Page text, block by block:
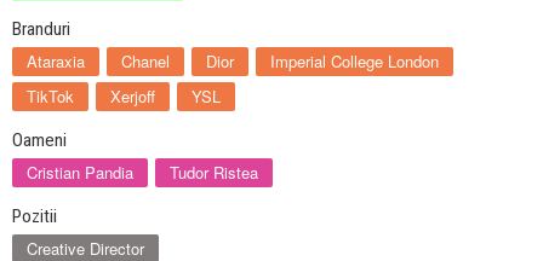
Branduri
Ataraxia Chanel Dior
Imperial College London
TikTok
Xerjoff YSL
Oameni
Cristian Pandia Tudor Ristea
Pozitii
Creative Director